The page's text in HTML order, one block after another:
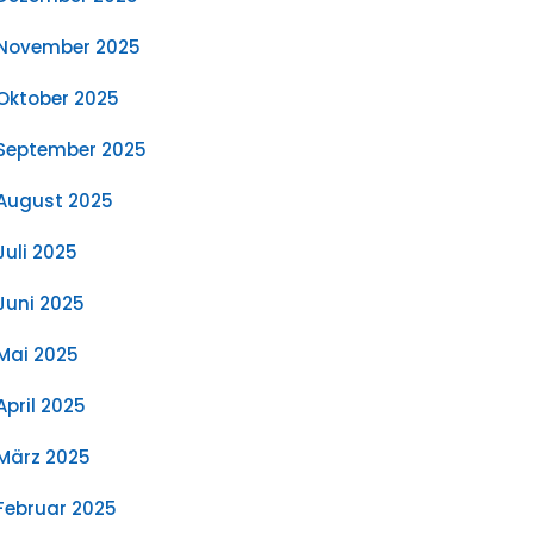
2025
2025
2025
2025
2025
2025
2025
2025
2025
2025